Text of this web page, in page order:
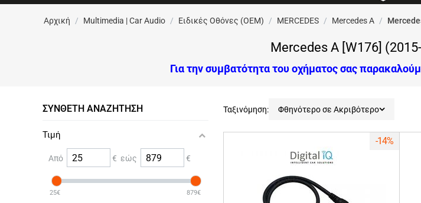
Αρχική / Multimedia | Car Audio / Ειδικές Oθόνες (OEM) / MERCEDES / Mercedes A /
Mercedes A [W176]
Για την συμβατότητα του οχήματος σας
ΣΎΝΘΕΤΗ ΑΝΑΖΉΤΗΣΗ
Τιμή
Από € εώς €
25€ 879€
Ταξινόμηση: Φθηνότερο σε Ακριβότερο
-14%